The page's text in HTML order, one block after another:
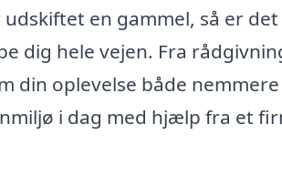
en gammel, så er det
dig hele vejen. Fra
din oplevelse både
i dag med hjælp fra et